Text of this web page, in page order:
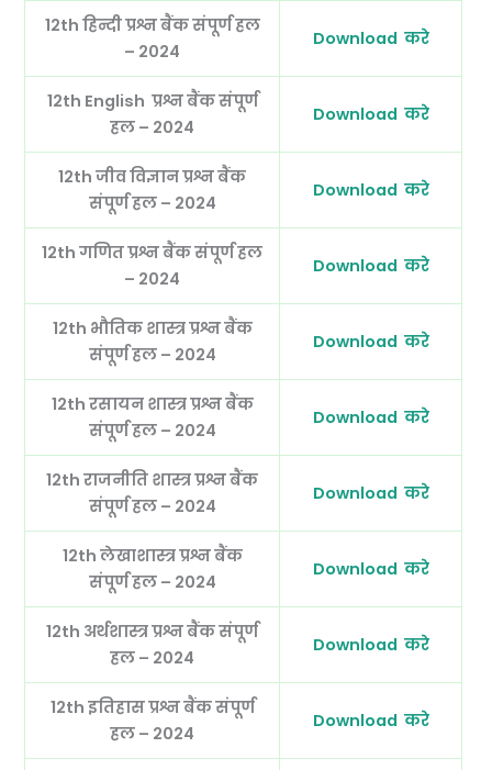
12th हिन्दीप्रश्न बैंक संपूर्ण हल
– 2024
Download करे
12th English प्रश्न बैंक संपूर्ण
हल – 2024
Download करे
12th जीव विज्ञानप्रश्न बैंक
संपूर्ण हल – 2024
Download करे
12th गणितप्रश्न बैंक संपूर्ण हल
– 2024
Download करे
12th भौतिक शास्त्रप्रश्न बैंक
संपूर्ण हल – 2024
Download करे
12th रसायन शास्त्रप्रश्न बैंक
संपूर्ण हल – 2024
Download करे
12th राजनीति शास्त्रप्रश्न बैंक
संपूर्ण हल – 2024
Download करे
12th लेखाशास्त्रप्रश्न बैंक
संपूर्ण हल – 2024
Download करे
12th अर्थशास्त्रप्रश्न बैंक संपूर्ण
हल – 2024
Download करे
12th इतिहासप्रश्न बैंक संपूर्ण
हल – 2024
Download करे